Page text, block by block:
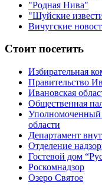
"Родная Нива"
"Шуйские
Вичугские
Стоит посетить
Избирательная
Правительство
Ивановская
Общественная
Уполномоченный
области
Департамент
Отделение
Гостевой дом
Роскомнадзор
Озеро Святое